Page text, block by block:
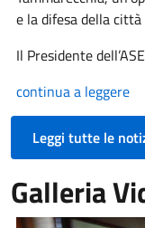
e la difesa della
Il Presidente
continua a leggere
Leggi tutte le
Galleria